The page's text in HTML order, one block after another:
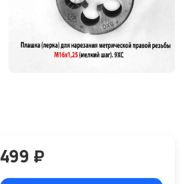
499 ₽